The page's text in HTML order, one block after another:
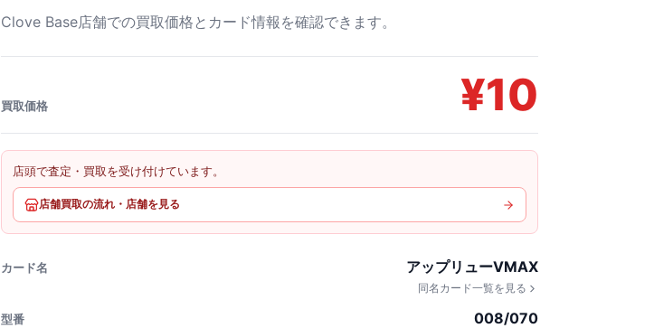
Clove Base店舗での買取価格とカード情報を確認できます。
買取価格 ¥10
店頭で査定・買取を受け付けています。
店舗買取の流れ・店舗を見る
カード名 アップリューVMAX
同名カード一覧を見る
型番 008/070